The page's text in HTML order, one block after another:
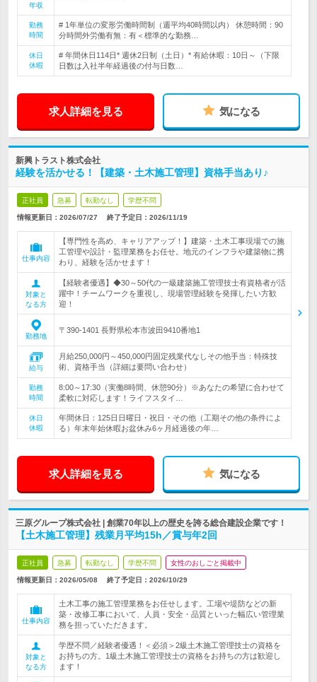
年収
勤務
時間
# 1年単位の変形労働時間制（週平均40時間以内） 休憩時間：90
分時間外労働有無：有＜標準的な勤務…
休日
休暇
# 年間休日114日* 週休2日制（土日）* 有給休暇：10日～（下限
日数は入社半年経過後の付与日数…
求人詳細を見る 気になる
新興トラスト株式会社
経験を活かせる！【建築・土木施工管理】資格手当あり♪
正社員 急募 転勤なし 学歴不問
情報更新日：2026/07/27 終了予定日： 2026/11/19
仕事内容
【専門性を高め、キャリアアップ！】建築・土木工事現場での施
工管理や設計・監理業務をお任せ。地元のインフラや建築物に携
わり、経験を活かせます！
対象と
なる方
【経験者優遇】◆30～50代の一級建築施工管理技士有資格者が活
躍中！チームワークを重視し、現場管理経験を発揮したい方歓
迎！
勤務地
〒390-1401 長野県松本市波田9410番地1
給与
月給250,000円～450,000円固定残業代なしその他手当：特殊技
術、資格手当（詳細は要問い合わせ）
勤務
時間
8:00～17:30（実働8時間、休憩90分）※あなたの希望に合わせて
柔軟に対応します！ライフスタイ…
休日
休暇
年間休日：125日日曜日・祝日・その他（工期その他の条件によ
る）年末年始休暇お盆休み6ヶ月経過後の年…
求人詳細を見る 気になる
三原グループ株式会社 | 創業70年以上の歴史を誇る総合建設企業です！
【土木施工管理】残業月平均15h／賞与年2回
正社員 急募 転勤なし 学歴不問 女性のおしごと掲載中
情報更新日：2026/05/08 終了予定日： 2026/10/29
仕事内容
土木工事の施工管理業務をお任せします。工場や堤防などの新
築・改修工事において、人員・安全・品質といった幅広い管理業
務を担っていただきます。
対象と
なる方
学歴不問／経験者優遇！＜必須＞2級土木施工管理技士の資格を
お持ちの方。1級土木施工管理技士の資格をお持ちの方は歓迎し
ます！